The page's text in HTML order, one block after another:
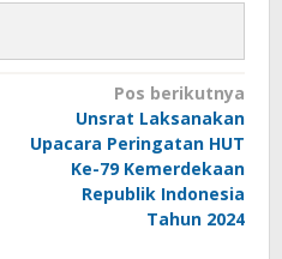
Pos berikutnya
Unsrat Laksanakan
Upacara Peringatan HUT
Ke-79 Kemerdekaan
Republik Indonesia
Tahun 2024